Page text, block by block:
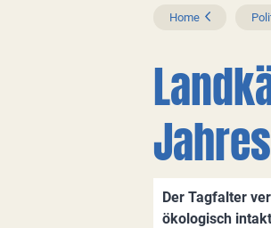
Home
Der Tagfalter
ökologisch